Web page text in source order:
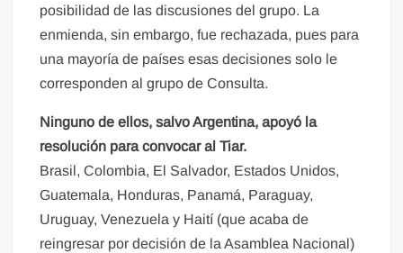
posibilidad de las discusiones del grupo. La
enmienda, sin embargo, fue rechazada, pues para
una mayoría de países esas decisiones solo le
corresponden al grupo de Consulta.
Ninguno de ellos, salvo Argentina, apoyó la
resolución para convocar al Tiar.
Brasil, Colombia, El Salvador, Estados Unidos,
Guatemala, Honduras, Panamá, Paraguay,
Uruguay, Venezuela y Haití (que acaba de
reingresar por decisión de la Asamblea Nacional)